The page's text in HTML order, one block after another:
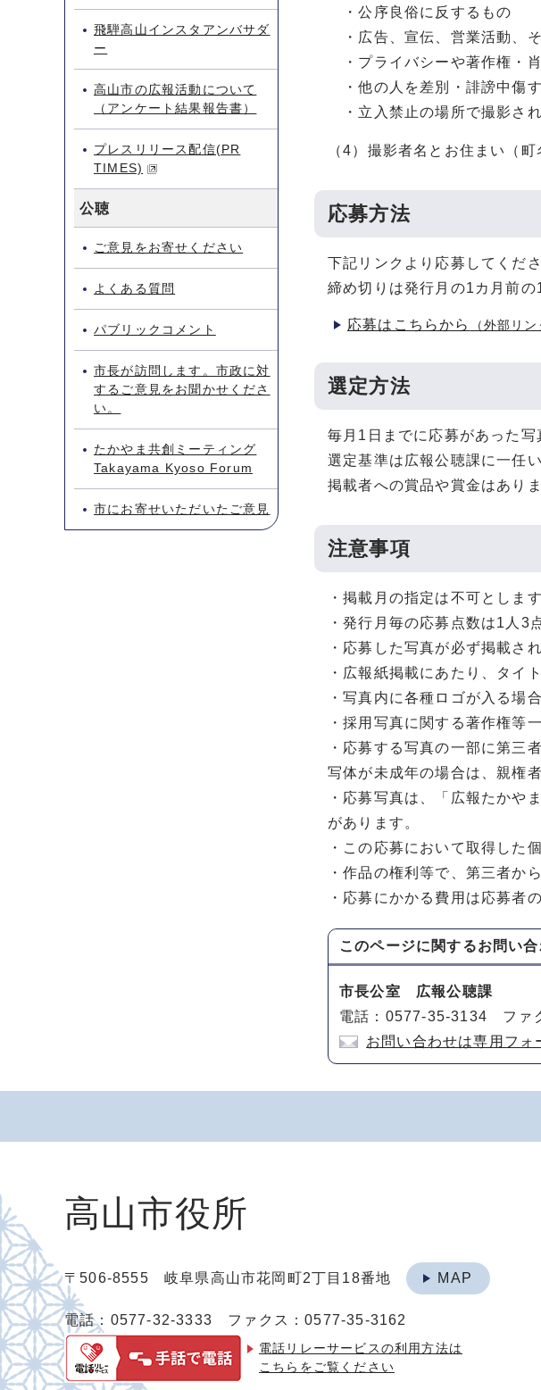
・公序良俗に反するもの
・広告、宣伝、営業活動、
・プライバシーや著作権・
・他の人を差別・誹謗中傷
・立入禁止の場所で撮影さ
（4）撮影者名とお住まい（
応募方法
下記リンクより応募してくださ
締め切りは発行月の1カ月前
応募はこちらから （外部リン
選定方法
毎月1日までに応募があった写
選定基準は広報公聴課に一任
掲載者への賞品や賞金はありま
注意事項
・掲載月の指定は不可とします
・発行月毎の応募点数は1人3
・応募した写真が必ず掲載さ
・広報紙掲載にあたり、タイ
・写真内に各種ロゴが入る場
・採用写真に関する著作権等
・応募する写真の一部に第三
写体が未成年の場合は、親権
・応募写真は、「広報たかや
があります。
・この応募において取得した
・作品の権利等で、第三者か
・応募にかかる費用は応募者
このページに関するお問い
市長公室 広報公聴課
電話：0577-35-3134 ファ
お問い合わせは専用フォ
飛騨高山インスタアンバサダ
ー
高山市の広報活動について
（アンケート結果報告書）
プレスリリース配信(PR
TIMES)
公聴
ご意見をお寄せください
よくある質問
パブリックコメント
市長が訪問します。市政に対
するご意見をお聞かせくださ
い。
たかやま共創ミーティング
Takayama Kyoso Forum
市にお寄せいただいたご意見
高山市役所
〒506-8555 岐阜県高山市花岡町2丁目18番地 MAP
電話：0577-32-3333 ファクス：0577-35-3162
電話リレーサービスの利用方法は
こちらをご覧ください